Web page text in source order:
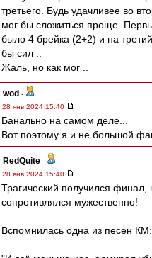
третьего. Будь удачливее во
мог бы сложиться проще.
было 4 брейка (2+2) и на
бы сил ..
Жаль, но как мог ..
wod -
28 янв 2024 15:40
Банально на самом деле...
Вот поэтому я и не большой
RedQuite -
28 янв 2024 15:40
Трагический получился
сопротивлялся мужественно!
Вспомнилась одна из песен КМ: